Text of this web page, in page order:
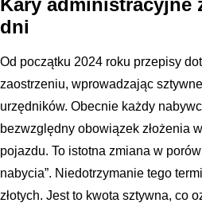
Kary administracyjne
dni
Od początku 2024 roku przepisy
zaostrzeniu, wprowadzając
urzędników. Obecnie każdy
bezwzględny obowiązek złożenia
pojazdu. To istotna zmiana w
nabycia”. Niedotrzymanie tego
złotych. Jest to kwota sztywna, co